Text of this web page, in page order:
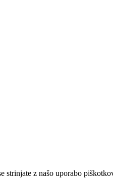
strinjate z našo uporabo